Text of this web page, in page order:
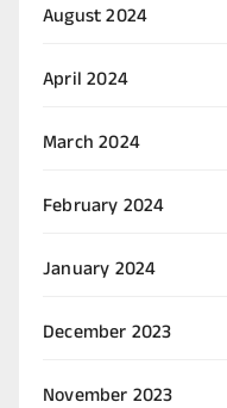
August 2024
April 2024
March 2024
February 2024
January 2024
December 2023
November 2023